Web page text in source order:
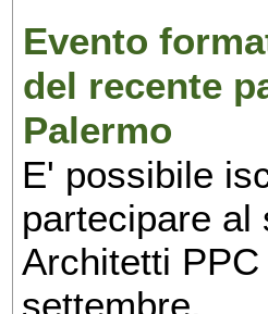
Evento
del recente
Palermo
E' possibile
partecipare al
Architetti
settembre.